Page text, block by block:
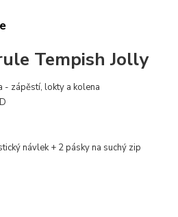
Tempish Jolly
- zápěstí, lokty a kolena
návlek + 2 pásky na suchý zip